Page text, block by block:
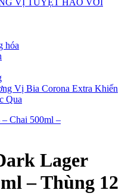
VỊ TUYỆT HẢO VỚI
hóa
Vị Bia Corona Extra Khiến
Qua
Lager
– Thùng 12